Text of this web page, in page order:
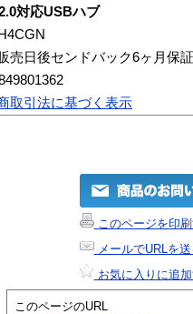
対応USBハブ
売日後センドバック6ヶ月保証
取引法に基づく表示
このページを印
メールでURLを送
お気に入りに追
このページのURL